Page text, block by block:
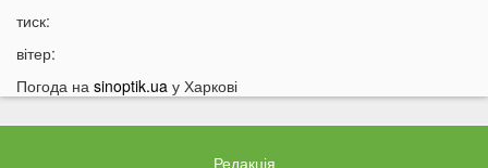
10:11
На Волині два дні вируватиме аномалія
09:38
Українці можуть залишитися без пенсій через
тиск:
вітер:
Погода на sinoptik.ua у Харкові
Редакція